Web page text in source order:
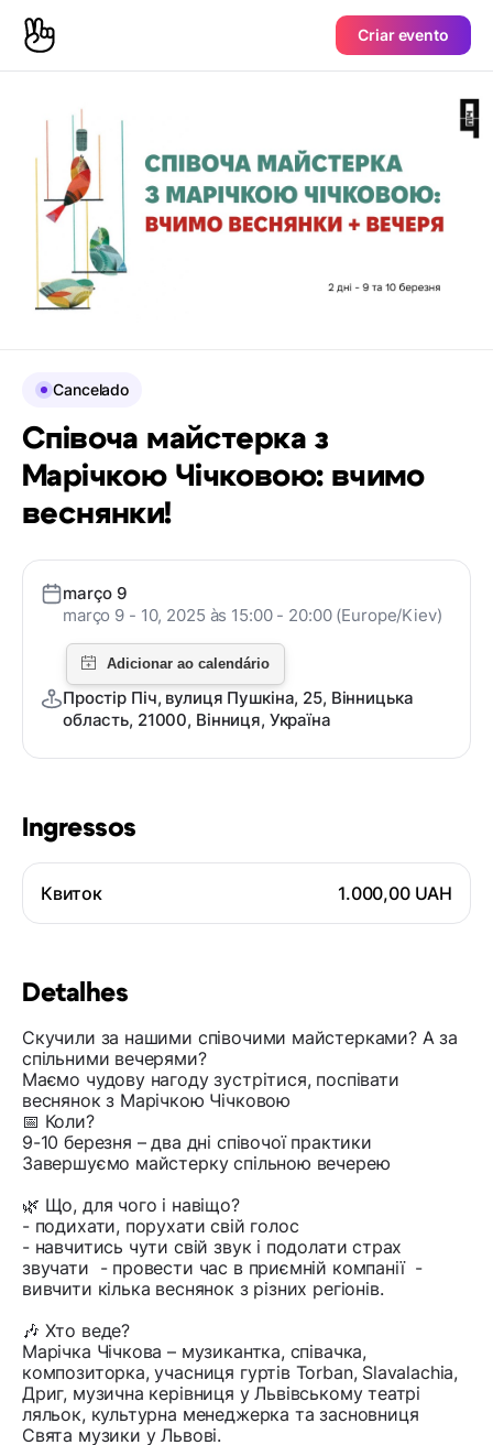
Criar evento
Ingressos
Квиток 1.000,00 UAH
Detalhes
Скучили за нашими співочими майстерками? А за
спільними вечерями?
Маємо чудову нагоду зустрітися, поспівати
веснянок з Марічкою Чічковою
📅 Коли?
9-10 березня – два дні співочої практики
Завершуємо майстерку спільною вечерею
🌿 Що, для чого і навіщо?
- подихати, порухати свій голос
- навчитись чути свій звук і подолати страх
звучати - провести час в приємній компанії -
вивчити кілька веснянок з різних регіонів.
🎶 Хто веде?
Марічка Чічкова – музикантка, співачка,
композиторка, учасниця гуртів Torban, Slavalachia,
Дриг, музична керівниця у Львівському театрі
ляльок, культурна менеджерка та засновниця
Свята музики у Львові.
Cancelado
Співоча майстерка з
Марічкою Чічковою: вчимо
веснянки!
março 9
março 9 - 10, 2025 às 15:00 - 20:00 (Europe/Kiev)
Простір Піч, вулиця Пушкіна, 25, Вінницька
область, 21000, Вінниця, Україна